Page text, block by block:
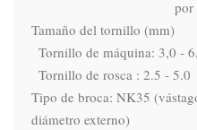
Tamaño del tornillo (mm)
Tipo de broca: NK35
diámetro externo)